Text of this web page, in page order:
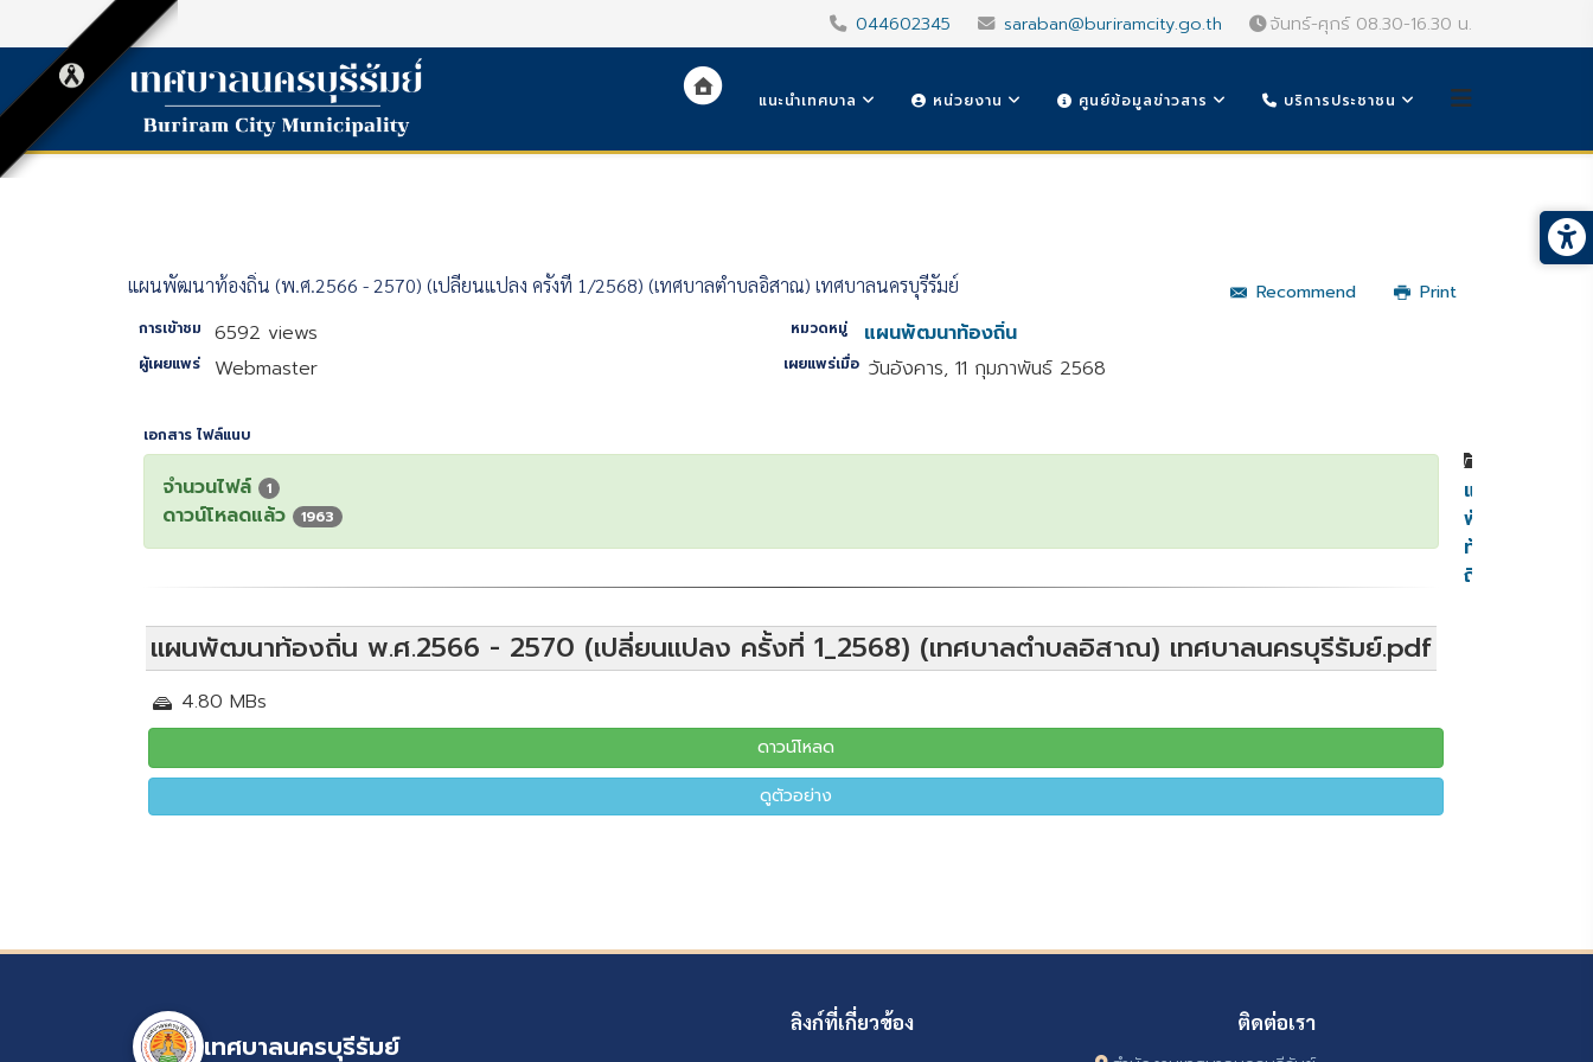
044602345 saraban@buriramcity.go.th จันทร์-ศุกร์ 08.30-16.30 น.
แนะนำเทศบาล หน่วยงาน ศูนย์ข้อมูลข่าวสาร บริการประชาชน
Recommend Print
แผนพัฒนาท้องถิ่น (พ.ศ.2566 - 2570) (เปลี่ยนแปลง ครั้งที่ 1/2568) (เทศบาลตำบลอิสาณ) เทศบาลนครบุรีรัมย์
การเข้าชม 6592 views หมวดหมู่ แผนพัฒนาท้องถิ่น
ผู้เผยแพร่ Webmaster เผยแพร่เมื่อ วันอังคาร, 11 กุมภาพันธ์ 2568
เอกสาร ไฟล์แนบ
จำนวนไฟล์ 1
ดาวน์โหลดแล้ว 1963
แผนพัฒนาท้องถิ่น พ.ศ.2566 - 2570 (เปลี่ยนแปลง ครั้งที่ 1_2568) (เทศบาลตำบลอิสาณ) เทศบาลนครบุรีรัมย์.pdf
4.80 MBs
ดาวน์โหลด
ดูตัวอย่าง
แผน
พัฒนา
ท้อง
ถิ่น
เทศบาลนครบุรีรัมย์
ลิงก์ที่เกี่ยวข้อง ติดต่อเรา